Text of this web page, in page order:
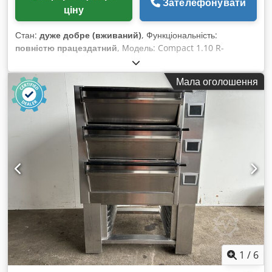
ціну
Стан: дуже добре (вживаний), Функціональність:
повністю працездатний, Модель: Compact 1.10 R-
Evolution Ротаційна піч для 1 візка з системою керування
IQTouch Control Енергоощадна й зручна в обслуговуванні
Ротаційна піч (обертання візка) Підключення води для
подачі пари Підключення 400V Csdpfx Ajyv Uw Ajmmeha
Вживана піч
Мала оголошення
1 / 6